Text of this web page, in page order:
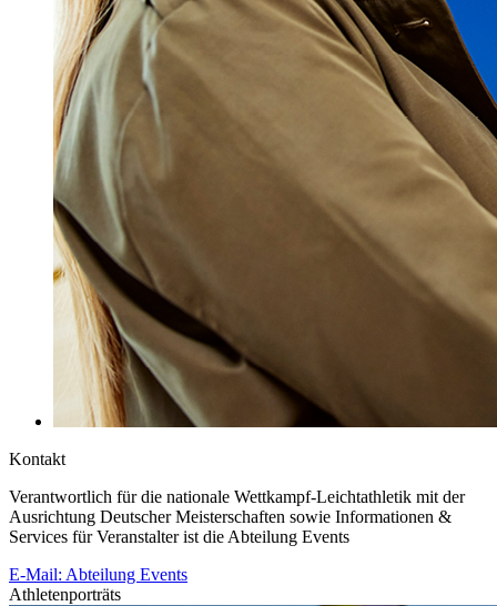
Kontakt
Verantwortlich für die nationale Wettkampf-Leichtathletik mit der
Ausrichtung Deutscher Meisterschaften sowie Informationen &
Services für Veranstalter ist die Abteilung Events
E-Mail: Abteilung Events
Athletenporträts